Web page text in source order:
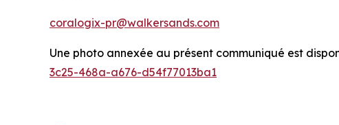
coralogix-pr@walkersands.com
Une photo annexée au présent communiqué est
3c25-468a-a676-d54f77013ba1